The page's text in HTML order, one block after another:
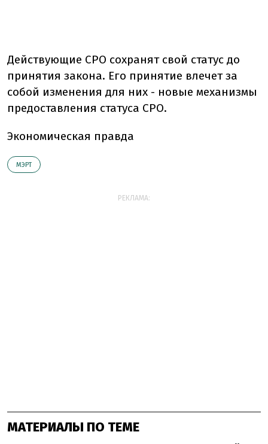
Действующие СРО сохранят свой статус до
принятия закона. Его принятие влечет за
собой изменения для них - новые механизмы
предоставления статуса СРО.
Экономическая правда
МЭРТ
РЕКЛАМА:
МАТЕРИАЛЫ ПО ТЕМЕ